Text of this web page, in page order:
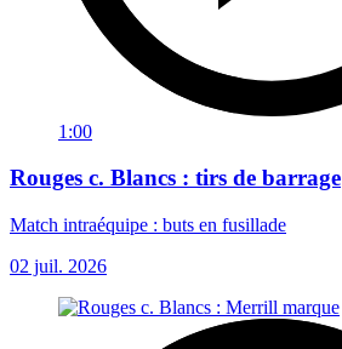
1:00
Rouges c. Blancs : tirs de barrage
Match intraéquipe : buts en fusillade
02 juil. 2026